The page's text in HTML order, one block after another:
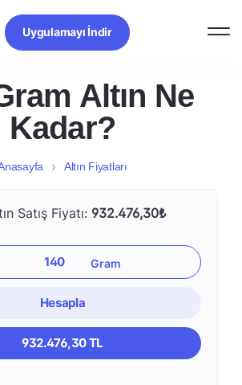
Uygulamayı İndir
Altın Ne
Kadar?
Altın Fiyatları
Satış Fiyatı: 932.476,30₺
Hesapla
932.476,30 TL